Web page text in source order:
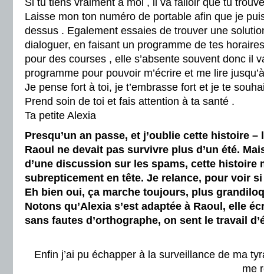
Si tu tiens vraiment à moi , il va falloir que tu
Laisse mon ton numéro de portable afin que je
dessus . Egalement essaies de trouver une
dialoguer, en faisant un programme de tes
pour des courses , elle s’absente souvent donc il
programme pour pouvoir m’écrire et me lire
Je pense fort à toi, je t’embrasse fort et je te
Prend soin de toi et fais attention à ta santé .
Ta petite Alexia
Presqu’un an passe, et j’oublie cette histoire –
Raoul ne devait pas survivre plus d’un été.
d’une discussion sur les spams, cette histoire
subrepticement en tête. Je relance, pour voir
Eh bien oui, ça marche toujours, plus
Notons qu’Alexia s’est adaptée à Raoul, elle
sans fautes d’orthographe, on sent le travail
Enfin j’ai pu échapper à la surveillance de ma
me